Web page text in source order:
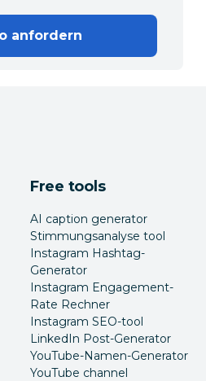
anfordern
Free tools
AI caption generator
Stimmungsanalyse tool
Instagram Hashtag-
Generator
Instagram Engagement-
Rate Rechner
Instagram SEO-tool
LinkedIn Post-Generator
YouTube-Namen-Generator
YouTube channel